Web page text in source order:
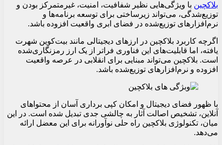
بلاکچین با ویژگی‌هایی نظیر شفافیت، امنیت، غیرمتمرکز بودن و
توزیع‌شدگی، می‌تواند زیرساختی برای توسعه برنامه‌ها و
نرم‌افزارهای توزیع‌شده در فضای ابری واقعیت افزوده باشد.
اگرچه کاربرد بلاکچین در ارزهای دیجیتالی مانند بیت‌کوین شهرت
یافته، اما قابلیت‌های این فناوری فراتر از یک ارز رمزنگاری‌شده
است. بلاکچین می‌تواند مبنایی برای انقلابی در عرصه واقعیت
افزوده و نرم‌افزارهای توزیع‌شده باشد.
با ظهور فضای دیجیتال و امکان کپی برداری آسان از محتواهای
آنلاین، تشخیص اصالت آثار به چالشی جدی تبدیل شده است. در این
میان، تکنولوژی بلاکچین راه حلی نوآورانه برای این معضل ارائه
می‌دهد.